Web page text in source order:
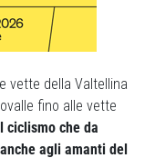
vette della Valtellina
fino alle vette
ciclismo che da
agli amanti del